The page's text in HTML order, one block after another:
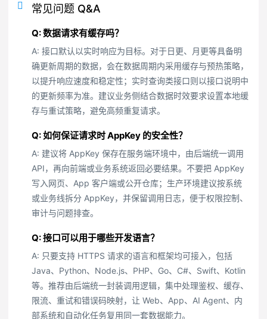
常见问题 Q&A
Q: 数据请求有缓存吗？
A: 接口默认以实时响应为目标。对于日更、月更等具备明
确更新周期的数据，会在数据周期内采用缓存与预热策略，
以提升响应速度和稳定性；实时查询类接口则以接口说明中
的更新频率为准。建议业务侧结合数据时效要求设置本地缓
存与重试策略，避免高频重复请求。
Q: 如何保证请求时 AppKey 的安全性？
A: 建议将 AppKey 保存在服务端环境中，由后端统一调用
API，再向前端或业务系统返回必要结果。不要把 AppKey
写入网页、App 客户端或公开仓库；生产环境建议按系统
或业务线拆分 AppKey，并保留调用日志，便于权限控制、
审计与问题排查。
Q: 接口可以用于哪些开发语言？
A: 只要支持 HTTPS 请求的语言和框架均可接入，包括
Java、Python、Node.js、PHP、Go、C#、Swift、Kotlin
等。推荐由后端统一封装调用逻辑，集中处理鉴权、缓存、
限流、重试和错误码映射，让 Web、App、AI Agent、内
部系统和自动化任务复用同一套数据能力。